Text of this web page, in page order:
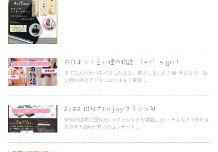
コンサート情報 本日より！白い狸の物語 let’s go！
さてなんだかバタバタしたまま、突入しました！😂 本日より、白
い狸の物語アートにエールを！東京...
コンサート情報 2/22 俳句でEnjoyクラシッ句
俳句の世界に浸りたい×クラシックを堪能したい そんな２つを叶え
る俳句と2台ピアノのコンサート...